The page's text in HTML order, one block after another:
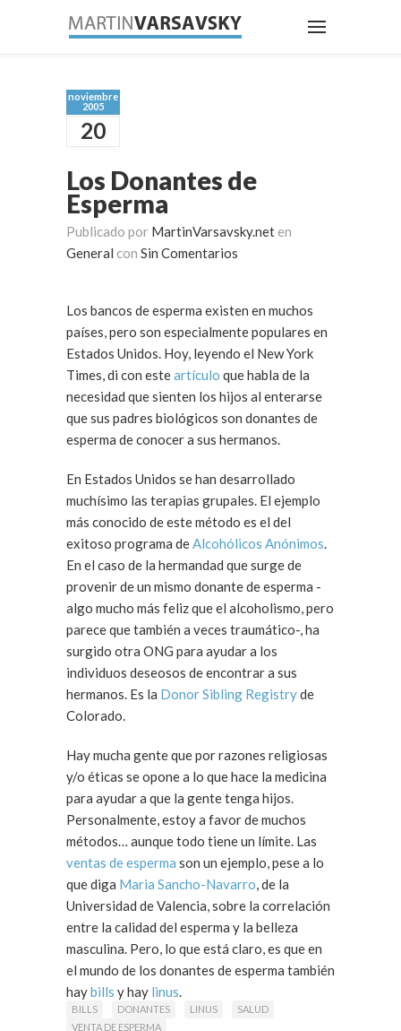
noviembre
2005
20
Los Donantes de
Esperma
Publicado por MartinVarsavsky.net en
General con Sin Comentarios
Los bancos de esperma existen en muchos
países, pero son especialmente populares en
Estados Unidos. Hoy, leyendo el New York
Times, di con esteartículo que habla de la
necesidad que sienten los hijos al enterarse
que sus padres biológicos son donantes de
esperma de conocer a sus hermanos.
En Estados Unidos se han desarrollado
muchísimo las terapias grupales. El ejemplo
más conocido de este método es el del
exitoso programa deAlcohólicos Anónimos.
En el caso de la hermandad que surge de
provenir de un mismo donante de esperma -
algo mucho más feliz que el alcoholismo, pero
parece que también a veces traumático-, ha
surgido otra ONG para ayudar a los
individuos deseosos de encontrar a sus
hermanos. Es la Donor Sibling Registryde
Colorado.
Hay mucha gente que por razones religiosas
y/o éticas se opone a lo que hace la medicina
para ayudar a que la gente tenga hijos.
Personalmente, estoy a favor de muchos
métodos… aunque todo tiene un límite. Las
ventas de esperma son un ejemplo, pese a lo
que diga Maria Sancho-Navarro, de la
Universidad de Valencia, sobre la correlación
entre la calidad del esperma y la belleza
masculina. Pero, lo que está claro, es que en
el mundo de los donantes de esperma también
haybills y hay linus.
BILLS DONANTES LINUS
SALUD
VENTA DE ESPERMA